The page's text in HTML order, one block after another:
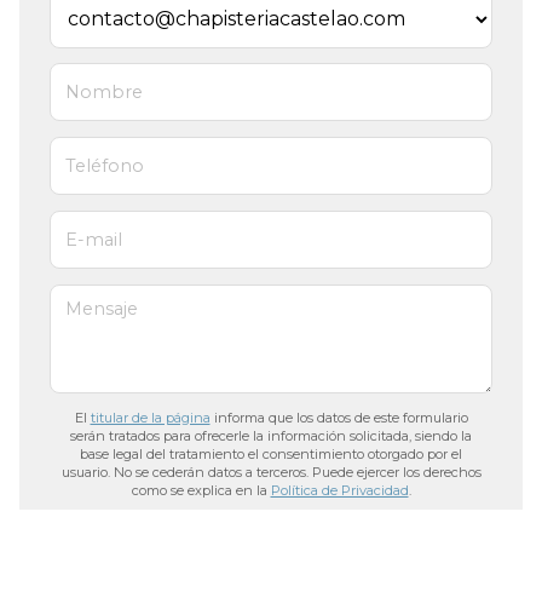
Nombre
Teléfono
E-mail
Mensaje
El titular de la página informa que los datos de este formulario
serán tratados para ofrecerle la información solicitada, siendo la
base legal del tratamiento el consentimiento otorgado por el
usuario. No se cederán datos a terceros. Puede ejercer los derechos
como se explica en la Política de Privacidad